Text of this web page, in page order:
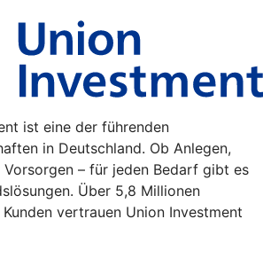
ist eine der führenden
in Deutschland. Ob Anlegen,
Vorsorgen – für jeden Bedarf gibt es
Über 5,8 Millionen
Kunden vertrauen Union Investment